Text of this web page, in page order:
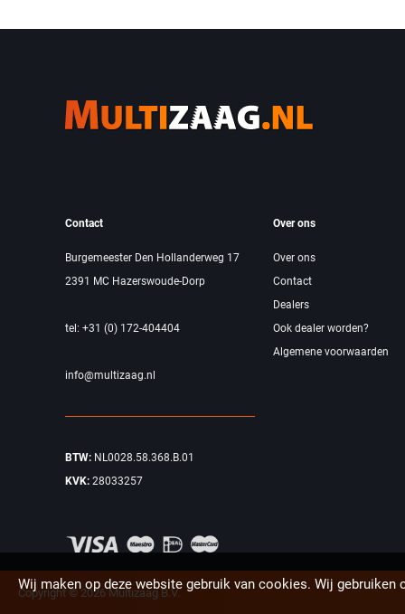
Contact
Burgemeester Den Hollanderweg 17
2391 MC Hazerswoude-Dorp
tel: +31 (0) 172-404404
info@multizaag.nl
BTW: NL0028.58.368.B.01
KVK: 28033257
Over ons
Over ons
Contact
Dealers
Ook dealer worden?
Algemene voorwaarden
Copyright © 2026 Multizaag B.V.
Wij maken op deze website gebruik van cookies. Wij